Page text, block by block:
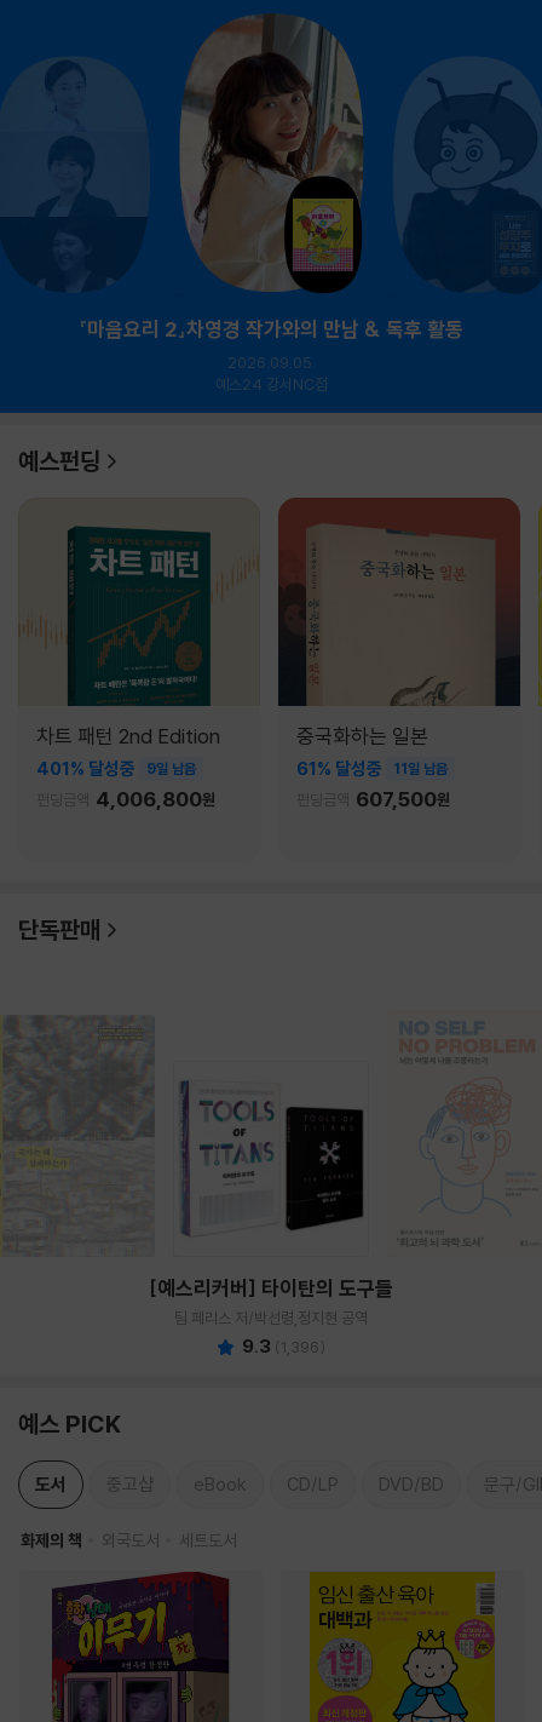
『마음요리 2』차영경 작가와의 만남 & 독후 활동
2026.09.05.
예스24 강서NC점
예스펀딩
차트 패턴 2nd Edition
401% 달성중 9일 남음
펀딩금액 4,006,800원
중국화하는 일본
61% 달성중 11일 남음
펀딩금액 607,500원
단독판매
[예스리커버] 타이탄의 도구들
팀 페리스 저/박선령,정지현 공역
9.3 (1,396)
예스 PICK
도서 중고샵 eBook CD/LP DVD/BD 문구/
화제의 책 외국도서 세트도서